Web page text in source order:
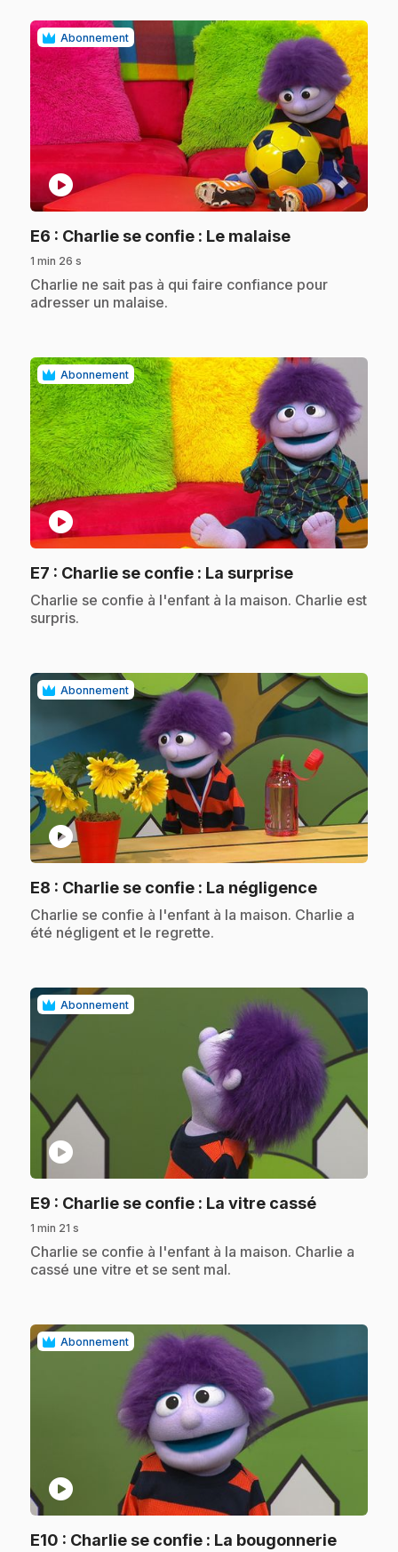
Abonnement
play_circle
E6 : Charlie se confie : Le malaise.
1 min 26 s
.Charlie ne sait pas à qui faire confiance pour
adresser un malaise.
Abonnement
play_circle
E7 : Charlie se confie : La surprise.
.Charlie se confie à l'enfant à la maison. Charlie est
surpris.
Abonnement
play_circle
E8 : Charlie se confie : La négligence.
.Charlie se confie à l'enfant à la maison. Charlie a
été négligent et le regrette.
Abonnement
play_circle
E9 : Charlie se confie : La vitre cassé.
1 min 21 s
.Charlie se confie à l'enfant à la maison. Charlie a
cassé une vitre et se sent mal.
Abonnement
play_circle
E10 : Charlie se confie : La bougonnerie.